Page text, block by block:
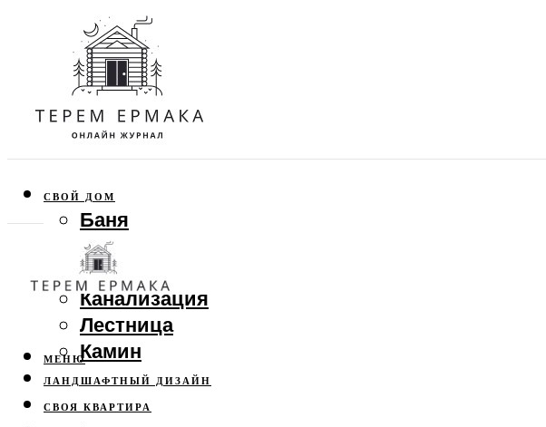
СВОЙ ДОМ
Баня
Веранда
Забор
Канализация
Лестница
Камин
ЛАНДШАФТНЫЙ ДИЗАЙН
СВОЯ КВАРТИРА
МЕНЮ